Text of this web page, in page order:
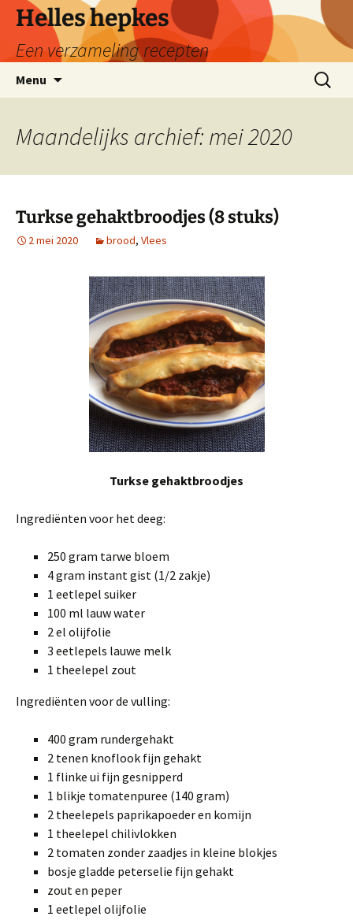
naar
inhoud
Helles hepkes
Een verzameling recepten
Menu
Zoeken
naar:
Maandelijks archief: mei 2020
Turkse gehaktbroodjes (8 stuks)
2 mei 2020 brood, Vlees
Turkse gehaktbroodjes
Ingrediënten voor het deeg:
250 gram tarwe bloem
4 gram instant gist (1/2 zakje)
1 eetlepel suiker
100 ml lauw water
2 el olijfolie
3 eetlepels lauwe melk
1 theelepel zout
Ingrediënten voor de vulling:
400 gram rundergehakt
2 tenen knoflook fijn gehakt
1 flinke ui fijn gesnipperd
1 blikje tomatenpuree (140 gram)
2 theelepels paprikapoeder en komijn
1 theelepel chilivlokken
2 tomaten zonder zaadjes in kleine blokjes
bosje gladde peterselie fijn gehakt
zout en peper
1 eetlepel olijfolie